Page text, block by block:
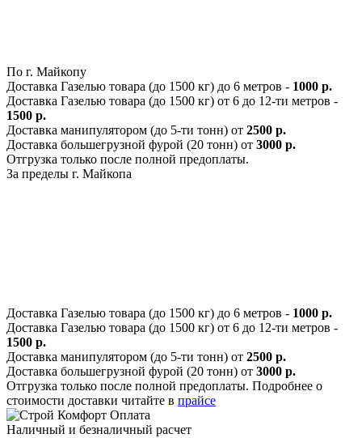
По г. Майкопу
Доставка Газелью товара (до 1500 кг) до 6 метров - 1000 р.
Доставка Газелью товара (до 1500 кг) от 6 до 12-ти метров -
1500 р.
Доставка манипулятором (до 5-ти тонн) от 2500 р.
Доставка большегрузной фурой (20 тонн) от 3000 р.
Отгрузка только после полной предоплаты.
За пределы г. Майкопа
Доставка Газелью товара (до 1500 кг) до 6 метров - 1000 р.
Доставка Газелью товара (до 1500 кг) от 6 до 12-ти метров -
1500 р.
Доставка манипулятором (до 5-ти тонн) от 2500 р.
Доставка большегрузной фурой (20 тонн) от 3000 р.
Отгрузка только после полной предоплаты. Подробнее о
стоимости доставки читайте в прайсе
Оплата
Наличный и безналичный расчет